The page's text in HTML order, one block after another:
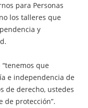
para Personas
los talleres que
y
que
e independencia de
de derecho, ustedes
de protección”.